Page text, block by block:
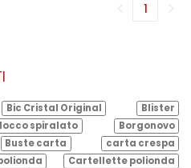
1
Bic Cristal Original
Blister
spiralato
Borgonovo
Buste carta
carta crespa
Cartellette polionda